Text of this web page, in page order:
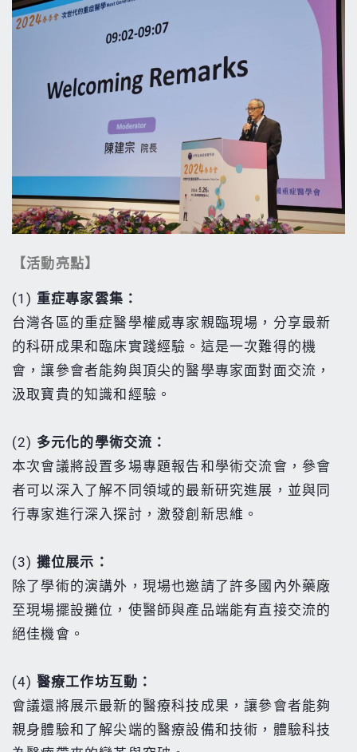
【活動亮點】
(1) 重症專家雲集：
台灣各區的重症醫學權威專家親臨現場，分享最新
的科研成果和臨床實踐經驗。這是一次難得的機
會，讓參會者能夠與頂尖的醫學專家面對面交流，
汲取寶貴的知識和經驗。
(2) 多元化的學術交流：
本次會議將設置多場專題報告和學術交流會，參會
者可以深入了解不同領域的最新研究進展，並與同
行專家進行深入探討，激發創新思維。
(3) 攤位展示：
除了學術的演講外，現場也邀請了許多國內外藥廠
至現場擺設攤位，使醫師與產品端能有直接交流的
絕佳機會。
(4) 醫療工作坊互動：
會議還將展示最新的醫療科技成果，讓參會者能夠
親身體驗和了解尖端的醫療設備和技術，體驗科技